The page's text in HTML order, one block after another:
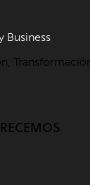
Business